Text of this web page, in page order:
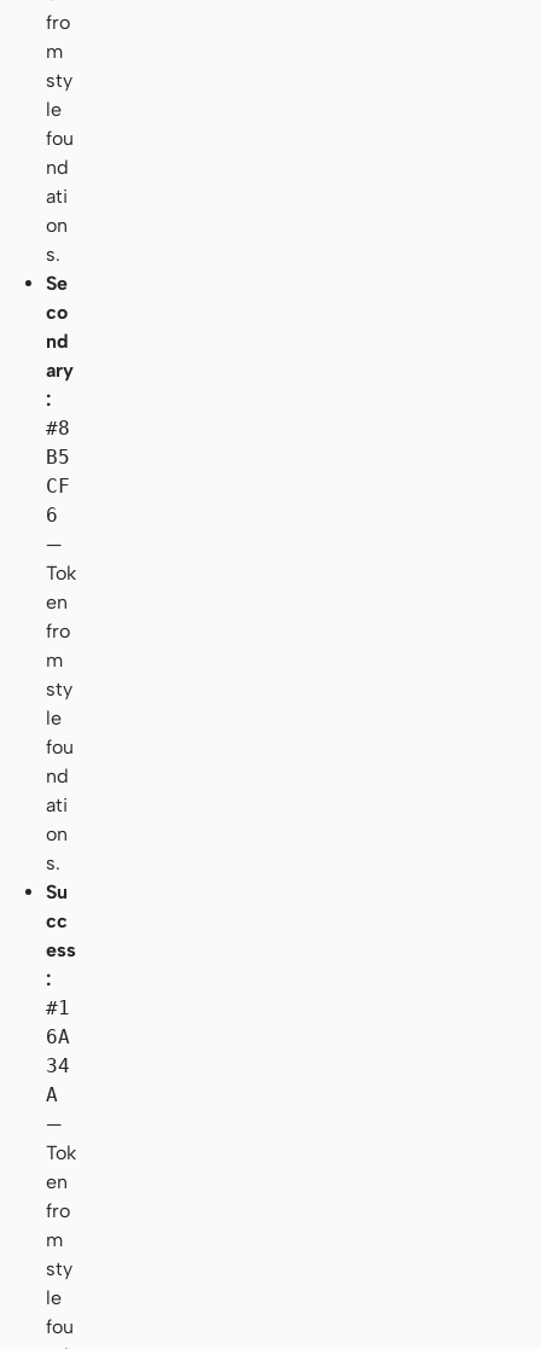
fro
m
sty
le
fou
nd
ati
on
s.
Se
co
nd
ary
:
#8
B5
CF
6
—
Tok
en
fro
m
sty
le
fou
nd
ati
on
s.
Su
cc
ess
:
#1
6A
34
A
—
Tok
en
fro
m
sty
le
fou